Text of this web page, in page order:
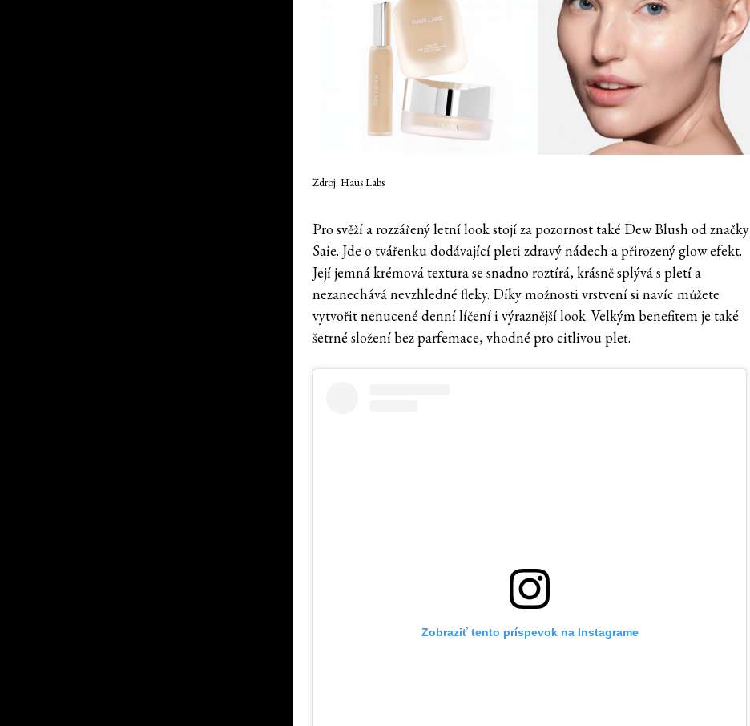
Zdroj: Haus Labs
Pro svěží a rozzářený letní look stojí za pozornost také Dew Blush od značky
Saie. Jde o tvářenku dodávající pleti zdravý nádech a přirozený glow efekt.
Její jemná krémová textura se snadno roztírá, krásně splývá s pletí a
nezanechává nevzhledné fleky. Díky možnosti vrstvení si navíc můžete
vytvořit nenucené denní líčení i výraznější look. Velkým benefitem je také
šetrné složení bez parfemace, vhodné pro citlivou pleť.
Zobraziť tento príspevok na Instagrame